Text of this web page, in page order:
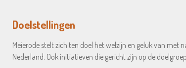
Doelstellingen
Meierode stelt zich ten doel het welzijn en geluk van
Nederland. Ook initiatieven die gericht zijn op de